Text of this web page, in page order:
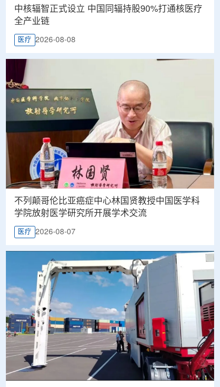
中核辐智正式设立 中国同辐持股90%打通核医疗
全产业链
医疗 2026-08-08
不列颠哥伦比亚癌症中心林国贤教授中国医学科
学院放射医学研究所开展学术交流
医疗 2026-08-07